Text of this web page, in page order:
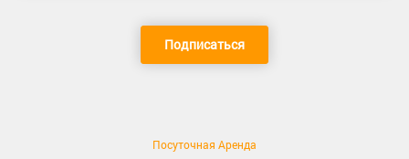
Подписаться
Посуточная Аренда